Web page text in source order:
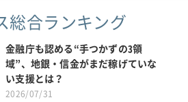
総合ランキング
金融庁も認める“手つかずの3領
域”、地銀・信金がまだ稼げていな
い支援とは？
2026/07/31